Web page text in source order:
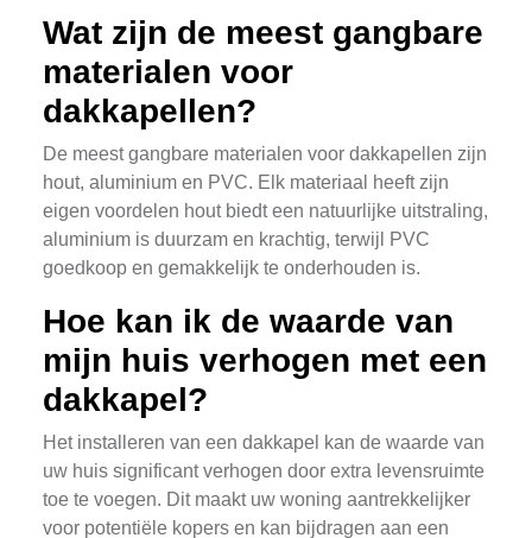
Wat zijn de meest gangbare
materialen voor
dakkapellen?
De meest gangbare materialen voor dakkapellen zijn
hout, aluminium en PVC. Elk materiaal heeft zijn
eigen voordelen hout biedt een natuurlijke uitstraling,
aluminium is duurzam en krachtig, terwijl PVC
goedkoop en gemakkelijk te onderhouden is.
Hoe kan ik de waarde van
mijn huis verhogen met een
dakkapel?
Het installeren van een dakkapel kan de waarde van
uw huis significant verhogen door extra levensruimte
toe te voegen. Dit maakt uw woning aantrekkelijker
voor potentiële kopers en kan bijdragen aan een